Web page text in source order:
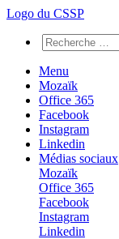
Logo du CSSP
Menu
Mozaïk
Office 365
Facebook
Instagram
Linkedin
Médias sociaux
Mozaïk
Office 365
Facebook
Instagram
Linkedin